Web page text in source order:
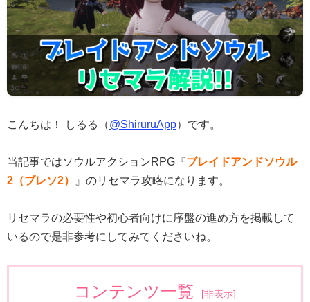
こんちは！ しるる（@ShiruruApp）です。
当記事ではソウルアクションRPG『ブレイドアンドソウル
2（ブレソ2）
』のリセマラ攻略になります。
リセマラの必要性や初心者向けに序盤の進め方を掲載して
いるので是非参考にしてみてくださいね。
コンテンツ一覧 [非表示]